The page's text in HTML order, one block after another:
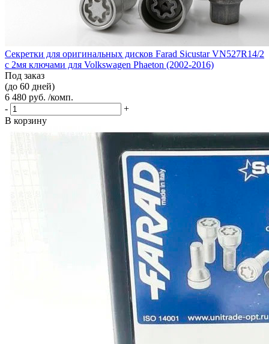
Секретки для оригинальных дисков Farad Sicustar VN527R14/2
с 2мя ключами для Volkswagen Phaeton (2002-2016)
Под заказ
(до 60 дней)
6 480 руб. /комп.
-
+
В корзину